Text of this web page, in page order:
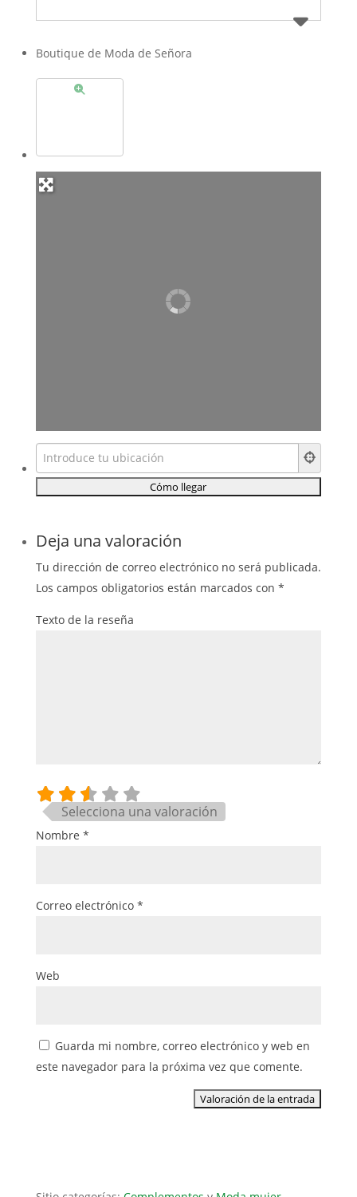
Boutique de Moda de Señora
Deja una valoración
Tu dirección de correo electrónico no será publicada.
Los campos obligatorios están marcados con *
Texto de la reseña
Selecciona una valoración
Nombre *
Correo electrónico *
Web
Guarda mi nombre, correo electrónico y web en
este navegador para la próxima vez que comente.